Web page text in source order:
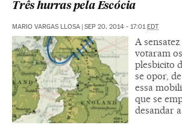
Três hurras pela Escócia
MARIO VARGAS LLOSA | SEP 20, 2014 - 17:01EDT
A
votaram
plesbicito
se opor,
essa
que se
desandar